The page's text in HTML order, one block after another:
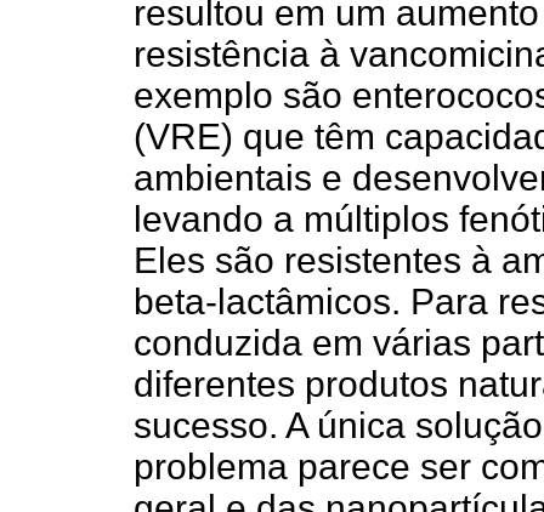
resultou em um
resistência à
exemplo são
(VRE) que têm
ambientais e
levando a múltiplos
Eles são resistentes à
beta-lactâmicos. Para
conduzida em várias
diferentes produtos
sucesso. A única
problema parece ser